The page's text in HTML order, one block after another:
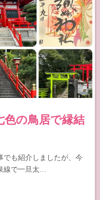
色の鳥居で縁結
でも紹介しましたが、今
線で一旦太…